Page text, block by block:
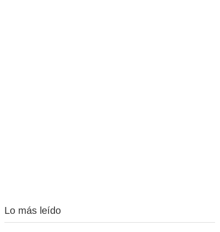
Lo más leído